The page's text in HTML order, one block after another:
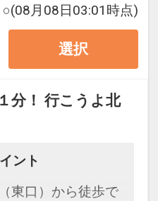
事条件】をお確か
進みください。
1日～2026年9月
番号：DP-1-
○(08月08日03:01時点)
選択
分！ 行こうよ北
ント
東口）から徒歩で